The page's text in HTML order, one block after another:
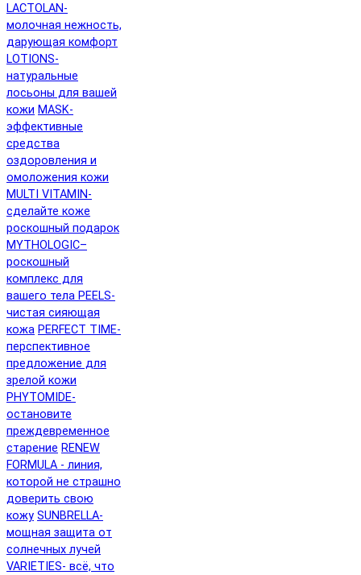
LACTOLAN-
молочная нежность,
дарующая комфорт
LOTIONS-
натуральные
лосьоны для вашей
кожи MASK-
эффективные
средства
оздоровления и
омоложения кожи
MULTI VITAMIN-
сделайте коже
роскошный подарок
MYTHOLOGIC–
роскошный
комплекс для
вашего тела PEELS-
чистая сияющая
кожа PERFECT TIME-
перспективное
предложение для
зрелой кожи
PHYTOMIDE-
остановите
преждевременное
старение RENEW
FORMULA - линия,
которой не страшно
доверить свою
кожу SUNBRELLA-
мощная защита от
солнечных лучей
VARIETIES- всё, что